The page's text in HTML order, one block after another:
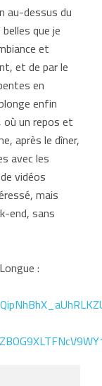
au-dessus du
que je
et
et de par le
en
enfin
un repos et
après le dîner,
avec les
vidéos
mais
end, sans
: